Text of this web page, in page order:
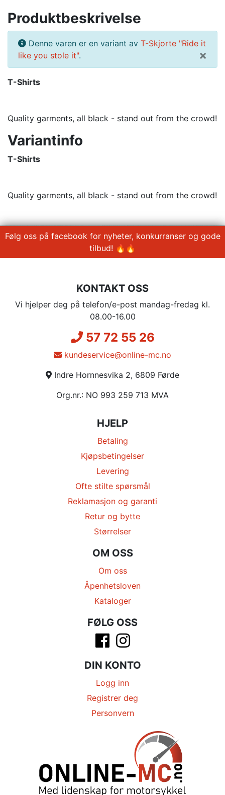
Produktbeskrivelse
Denne varen er en variant av T-Skjorte "Ride it
like you stole it". ×
T-Shirts
Quality garments, all black - stand out from the crowd!
Variantinfo
T-Shirts
Quality garments, all black - stand out from the crowd!
Følg oss på facebook for nyheter, konkurranser og gode
tilbud! 🔥🔥
KONTAKT OSS
Vi hjelper deg på telefon/e-post mandag-fredag kl.
08.00-16.00
57 72 55 26
kundeservice@online-mc.no
Indre Hornnesvika 2, 6809 Førde
Org.nr.: NO 993 259 713 MVA
HJELP
Betaling
Kjøpsbetingelser
Levering
Ofte stilte spørsmål
Reklamasjon og garanti
Retur og bytte
Størrelser
OM OSS
Om oss
Åpenhetsloven
Kataloger
FØLG OSS
DIN KONTO
Logg inn
Registrer deg
Personvern